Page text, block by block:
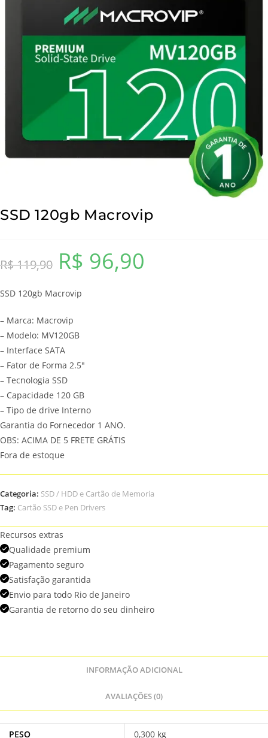
SSD 120gb Macrovip
R$119,90
O
original
era:
R$ 119,90.
R$ 96,90
SSD 120gb Macrovip
– Marca: Macrovip
– Modelo: MV120GB
– Interface SATA
– Fator de Forma 2.5″
– Tecnologia SSD
– Capacidade 120 GB
– Tipo de drive Interno
Garantia do Fornecedor 1 ANO.
OBS: ACIMA DE 5 FRETE GRÁTIS
Fora de estoque
Categoria: SSD / HDD e Cartão de Memoria
Tag: Cartão SSD e Pen Drivers
Recursos extras
Qualidade premium
Pagamento seguro
Satisfação garantida
Envio para todo Rio de Janeiro
Garantia de retorno do seu dinheiro
INFORMAÇÃO ADICIONAL
AVALIAÇÕES (0)
PESO 0,300 kg